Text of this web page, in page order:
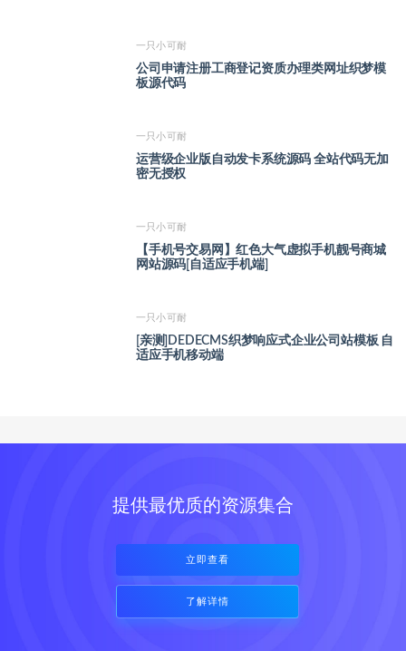
一只小可耐
公司申请注册工商登记资质办理类网址织梦模
板源代码
一只小可耐
运营级企业版自动发卡系统源码 全站代码无加
密无授权
一只小可耐
【手机号交易网】红色大气虚拟手机靓号商城
网站源码[自适应手机端]
一只小可耐
[亲测]DEDECMS织梦响应式企业公司站模板 自
适应手机移动端
提供最优质的资源集合
立即查看
了解详情